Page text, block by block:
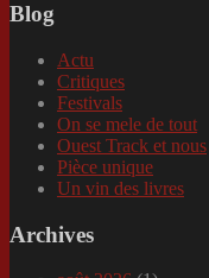
Blog
Actu
Critiques
Festivals
On se mele de tout
Ouest Track et nous
Pièce unique
Un vin des livres
Archives